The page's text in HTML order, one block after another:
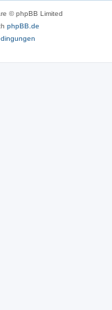
© phpBB Limited
phpBB.de